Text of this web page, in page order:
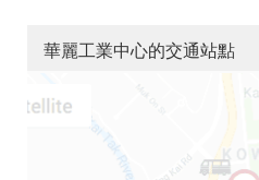
華麗工業中心的交通站點